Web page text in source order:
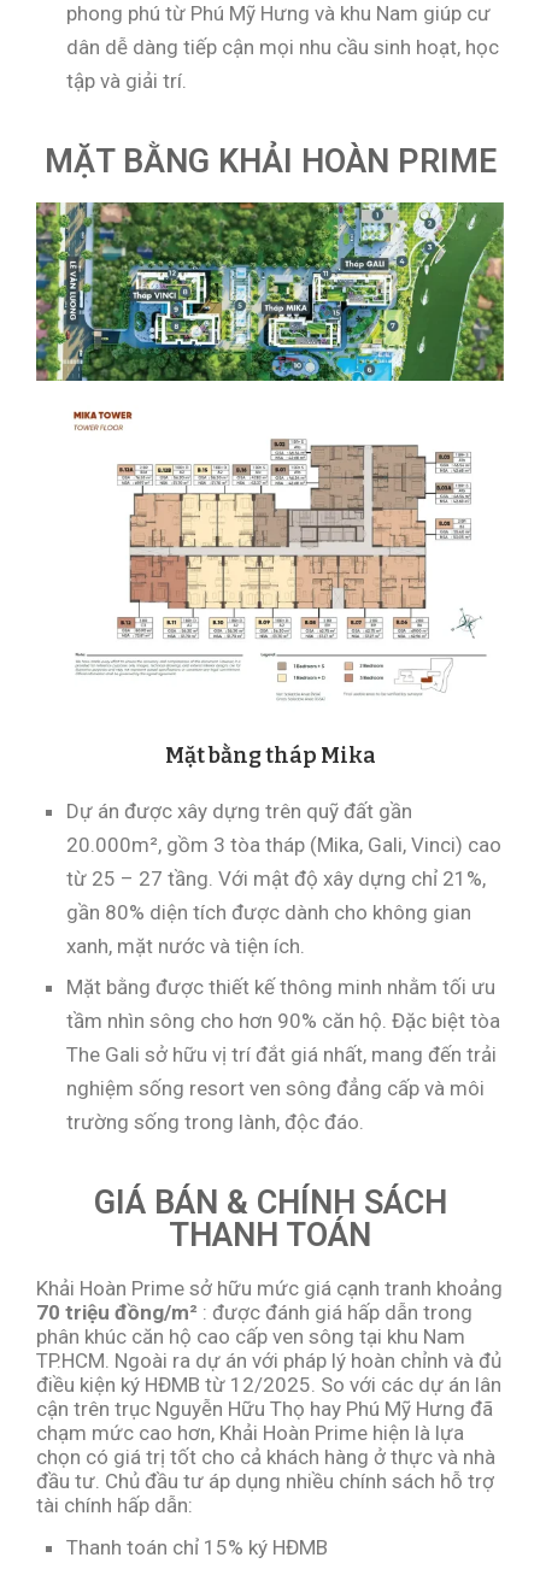
phong phú từ Phú Mỹ Hưng và khu Nam giúp cư
dân dễ dàng tiếp cận mọi nhu cầu sinh hoạt, học
tập và giải trí.
MẶT BẰNG KHẢI HOÀN PRIME
Dự án được xây dựng trên quỹ đất gần
20.000m², gồm 3 tòa tháp (Mika, Gali, Vinci) cao
từ 25 – 27 tầng. Với mật độ xây dựng chỉ 21%,
gần 80% diện tích được dành cho không gian
xanh, mặt nước và tiện ích.
Mặt bằng được thiết kế thông minh nhằm tối ưu
tầm nhìn sông cho hơn 90% căn hộ. Đặc biệt tòa
The Gali sở hữu vị trí đắt giá nhất, mang đến trải
nghiệm sống resort ven sông đẳng cấp và môi
trường sống trong lành, độc đáo.
GIÁ BÁN & CHÍNH SÁCH
THANH TOÁN
Khải Hoàn Prime sở hữu mức giá cạnh tranh khoảng
70 triệu đồng/m² : được đánh giá hấp dẫn trong
phân khúc căn hộ cao cấp ven sông tại khu Nam
TP.HCM. Ngoài ra dự án với pháp lý hoàn chỉnh và đủ
điều kiện ký HĐMB từ 12/2025. So với các dự án lân
cận trên trục Nguyễn Hữu Thọ hay Phú Mỹ Hưng đã
chạm mức cao hơn, Khải Hoàn Prime hiện là lựa
chọn có giá trị tốt cho cả khách hàng ở thực và nhà
đầu tư. Chủ đầu tư áp dụng nhiều chính sách hỗ trợ
tài chính hấp dẫn:
Thanh toán chỉ 15% ký HĐMB